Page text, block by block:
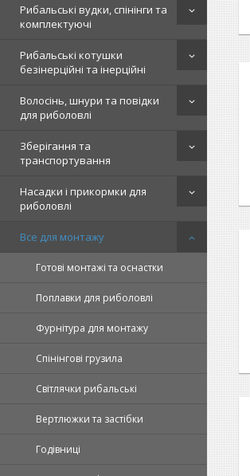
Рибальські вудки, спінінги та
комплектуючі
Рибальські котушки
безінерційні та інерційні
Волосінь, шнури та повідки
для риболовлі
Зберігання та
транспортування
Насадки і прикормки для
риболовлі
Все для монтажу
Готові монтажі та оснастки
Поплавки для риболовлі
Фурнітура для монтажу
Спінінгові грузила
Світлячки рибальські
Вертлюжки та застібки
Годівниці